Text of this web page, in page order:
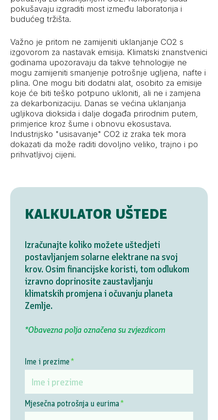
pokušavaju izgraditi most između laboratorija i
budućeg tržišta.
Važno je pritom ne zamijeniti uklanjanje CO2 s
izgovorom za nastavak emisija. Klimatski znanstvenici
godinama upozoravaju da takve tehnologije ne
mogu zamijeniti smanjenje potrošnje ugljena, nafte i
plina. One mogu biti dodatni alat, osobito za emisije
koje će biti teško potpuno ukloniti, ali ne i zamjena
za dekarbonizaciju. Danas se većina uklanjanja
ugljikova dioksida i dalje događa prirodnim putem,
primjerice kroz šume i obnovu ekosustava.
Industrijsko "usisavanje" CO2 iz zraka tek mora
dokazati da može raditi dovoljno veliko, trajno i po
prihvatljivoj cijeni.